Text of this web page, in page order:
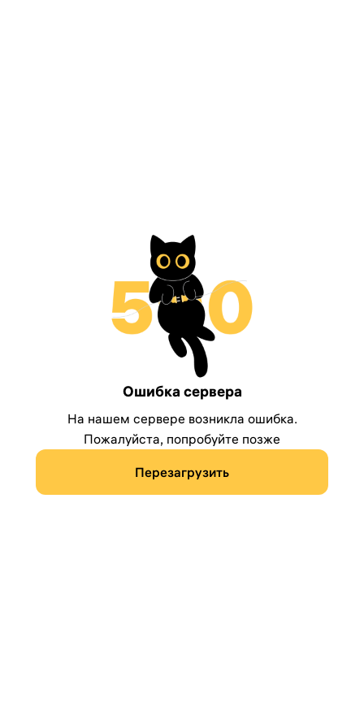
Ошибка сервера
На нашем сервере возникла ошибка.
Пожалуйста, попробуйте позже
Перезагрузить